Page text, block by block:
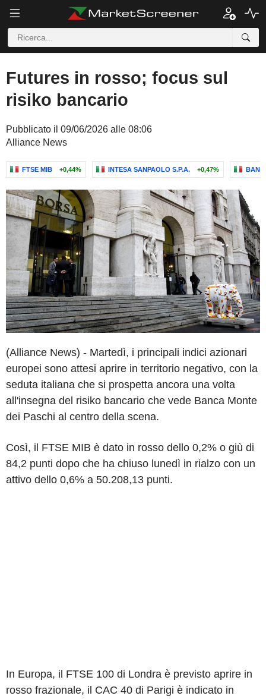
Futures in rosso; focus sul
risiko bancario
Pubblicato il 09/06/2026 alle 08:06
Alliance News
FTSE MIB +0,44% INTESA SANPAOLO S.P.A. +0,47%
(Alliance News) - Martedì, i principali indici azionari
europei sono attesi aprire in territorio negativo, con la
seduta italiana che si prospetta ancora una volta
all'insegna del risiko bancario che vede Banca Monte
dei Paschi al centro della scena.
Così, il FTSE MIB è dato in rosso dello 0,2% o giù di
84,2 punti dopo che ha chiuso lunedì in rialzo con un
attivo dello 0,6% a 50.208,13 punti.
In Europa, il FTSE 100 di Londra è previsto aprire in
rosso frazionale, il CAC 40 di Parigi è indicato in